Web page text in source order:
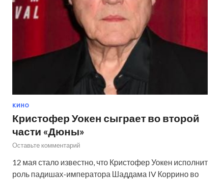
КИНО
Кристофер Уокен сыграет во второй
части «Дюны»
Оставьте комментарий
12 мая стало известно, что Кристофер Уокен исполнит
роль падишах-императора Шаддама IV Коррино во